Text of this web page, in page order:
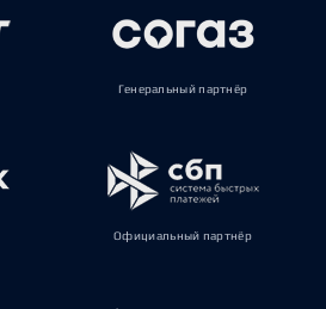
Генеральный партнёр
Официальный партнёр